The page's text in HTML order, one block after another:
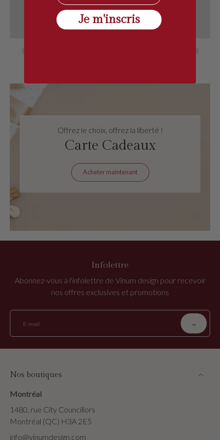
Offrez le choix, offrez la liberté !
Carte Cadeaux
Acheter maintenant
Infolettre
Abonnez-vous à l'infolettre de Vinum design pour recevoir
nos offres exclusives et promotions
E-mail →
Nos boutiques
Montréal
1480, rue City Councillors
Montréal (QC) H3A 2E5
info@vinumdesign.com
Je m'inscris